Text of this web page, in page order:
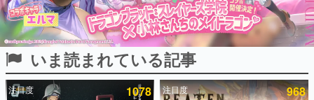
ピックアップ
いま読まれている記事
注目度 1078 注目度 968